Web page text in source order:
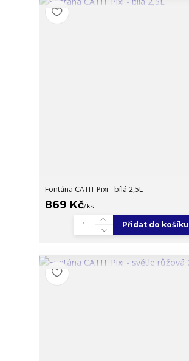
Fontána CATIT Pixi - bílá 2,5L
869 Kč/ks
Přidat do košíku